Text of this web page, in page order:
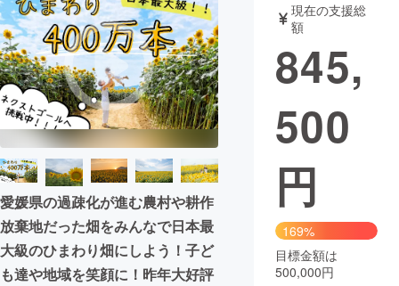
テクノロジー・ガジェット
映像・映画 書籍・雑誌
ビジネス・起業 チャレンジ
まちづくり・地域活性化
CAMPFIRE for Social Good
CAMPFIRE Creation
CAMPFIREふるさと納税machi-ya コミュニティ
愛媛県の過疎化が進む農村や耕作
放棄地だった畑をみんなで日本最
大級のひまわり畑にしよう！子ど
も達や地域を笑顔に！昨年大好評
現在の支援総
額
845,
500
円
169%
目標金額は
500,000円